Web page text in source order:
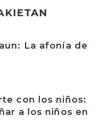
La afonía de
con los niños:
a los niños en